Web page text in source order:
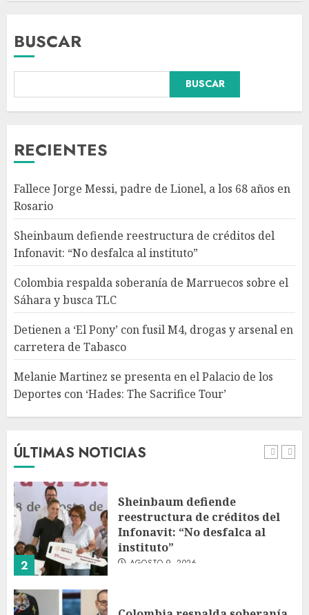
BUSCAR
BUSCAR
RECIENTES
Fallece Jorge Messi, padre de Lionel, a los 68 años en
Rosario
Sheinbaum defiende reestructura de créditos del
Infonavit: “No desfalca al instituto”
Colombia respalda soberanía de Marruecos sobre el
Sáhara y busca TLC
Detienen a ‘El Pony’ con fusil M4, drogas y arsenal en
carretera de Tabasco
Melanie Martinez se presenta en el Palacio de los
Deportes con ‘Hades: The Sacrifice Tour’
ÚLTIMAS NOTICIAS
Colombia respalda soberanía
de Marruecos sobre el Sáhara
4
Detienen a ‘El Pony’ con fusil
M4, drogas y arsenal en
5
Melanie Martinez se presenta
AGOSTO 9, 2026
1
Lionel, a los 68 años en Rosario
2
Sheinbaum defiende
reestructura de créditos del
Infonavit: “No desfalca al
instituto”
AGOSTO 9, 2026